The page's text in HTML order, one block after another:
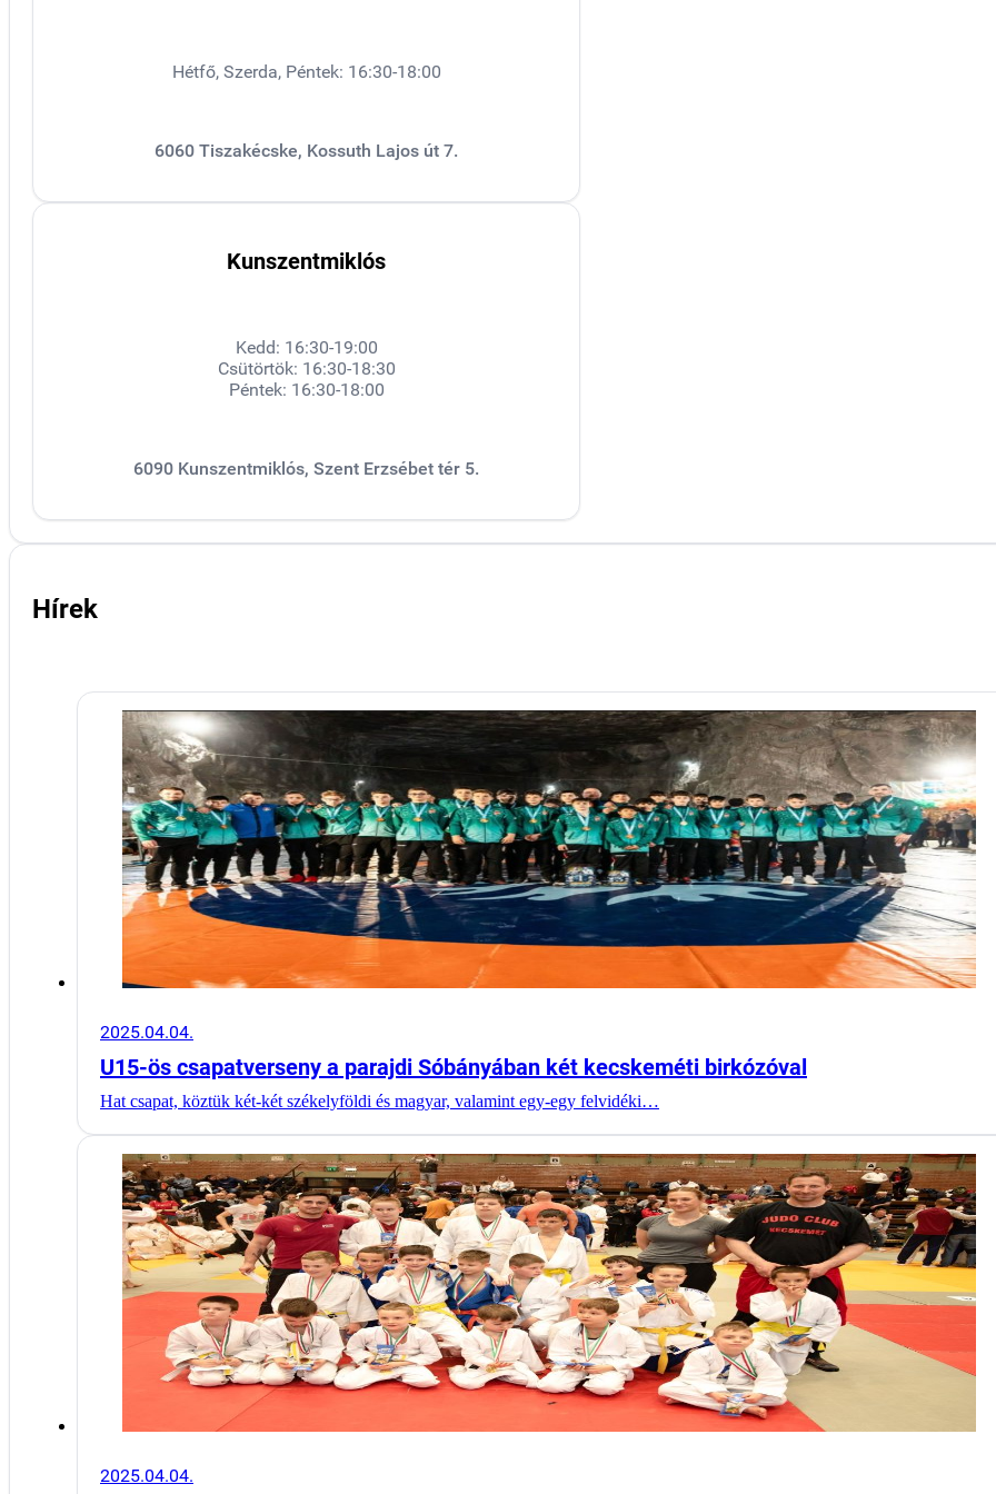
Hétfő, Szerda, Péntek: 16:30-18:00
6060 Tiszakécske, Kossuth Lajos út 7.
Kunszentmiklós
Kedd: 16:30-19:00
Csütörtök: 16:30-18:30
Péntek: 16:30-18:00
6090 Kunszentmiklós, Szent Erzsébet tér 5.
Hírek
2025.04.04.
U15-ös csapatverseny a parajdi Sóbányában két kecskeméti birkózóval
Hat csapat, köztük két-két székelyföldi és magyar, valamint egy-egy felvidéki…
2025.04.04.